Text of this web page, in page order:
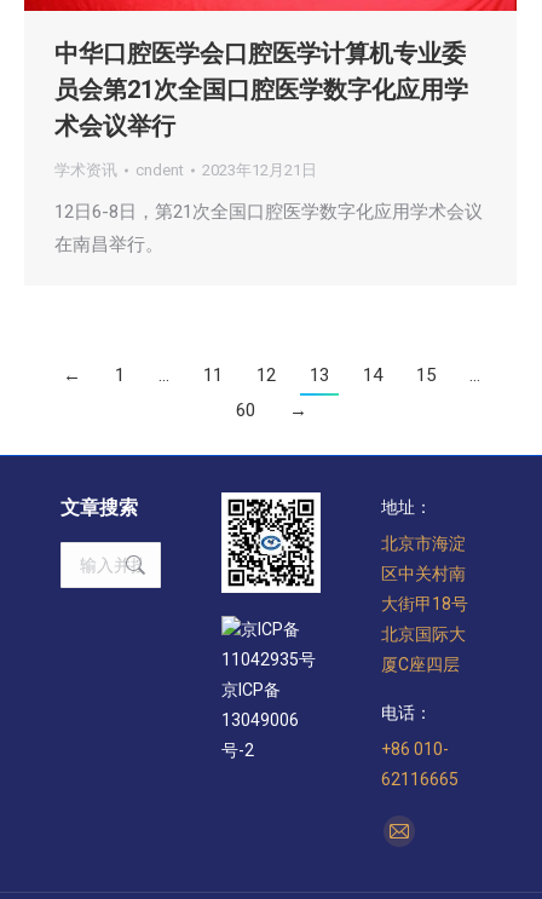
中华口腔医学会口腔医学计算机专业委
员会第21次全国口腔医学数字化应用学
术会议举行
学术资讯 cndent 2023年12月21日
12日6-8日，第21次全国口腔医学数字化应用学术会议
在南昌举行。
← 1 … 11 12 13 14 15
…
60
→
文章搜索
Search:
京ICP备
11042935号
京ICP备
13049006
号-2
地址：
北京市海淀
区中关村南
大街甲18号
北京国际大
厦C座四层
电话：
+86 010-
62116665
找到我们：
Mail